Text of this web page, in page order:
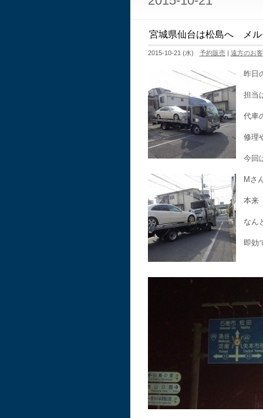
宮城県仙台は松島へ メル
2015-10-21 (水) 予約販売| 遠方のお
昨日
担当
代車
修理
今回
Mさ
本来
なん
即効